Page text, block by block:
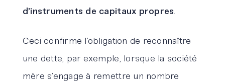
d’instruments de capitaux propres.
Ceci confirme l’obligation de reconnaître
une dette, par exemple, lorsque la société
mère s’engage à remettre un nombre